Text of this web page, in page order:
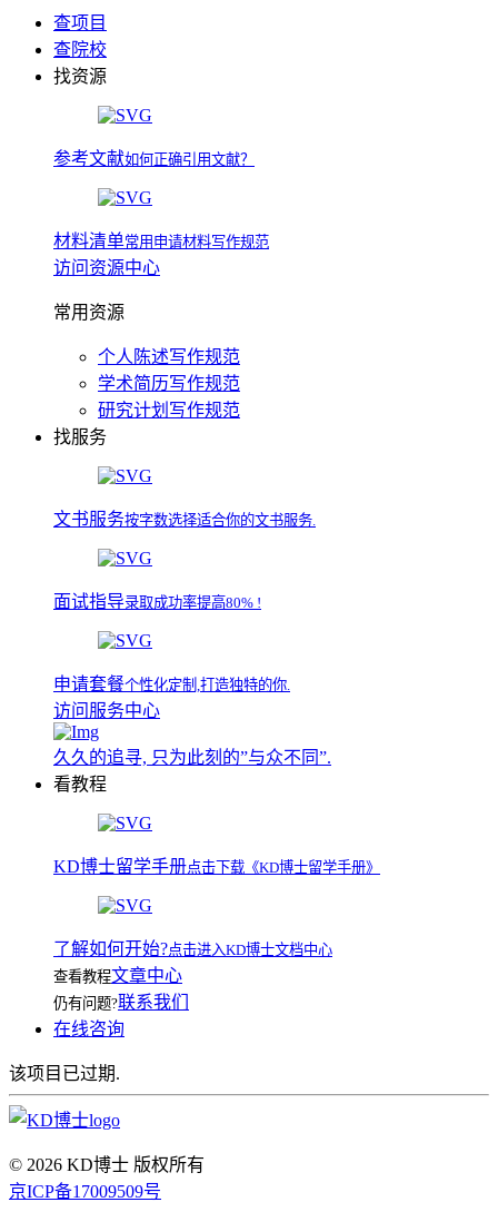
查项目
查院校
找资源
参考文献如何正确引用文献？
材料清单常用申请材料写作规范
访问资源中心
常用资源
个人陈述写作规范
学术简历写作规范
研究计划写作规范
找服务
文书服务按字数选择适合你的文书服务.
面试指导录取成功率提高80% !
申请套餐个性化定制,打造独特的你.
访问服务中心
久久的追寻, 只为此刻的”与众不同”.
看教程
KD博士留学手册点击下载《KD博士留学手册》
了解如何开始?点击进入KD博士文档中心
查看教程文章中心
仍有问题?联系我们
在线咨询
该项目已过期.
© 2026 KD博士 版权所有
京ICP备17009509号